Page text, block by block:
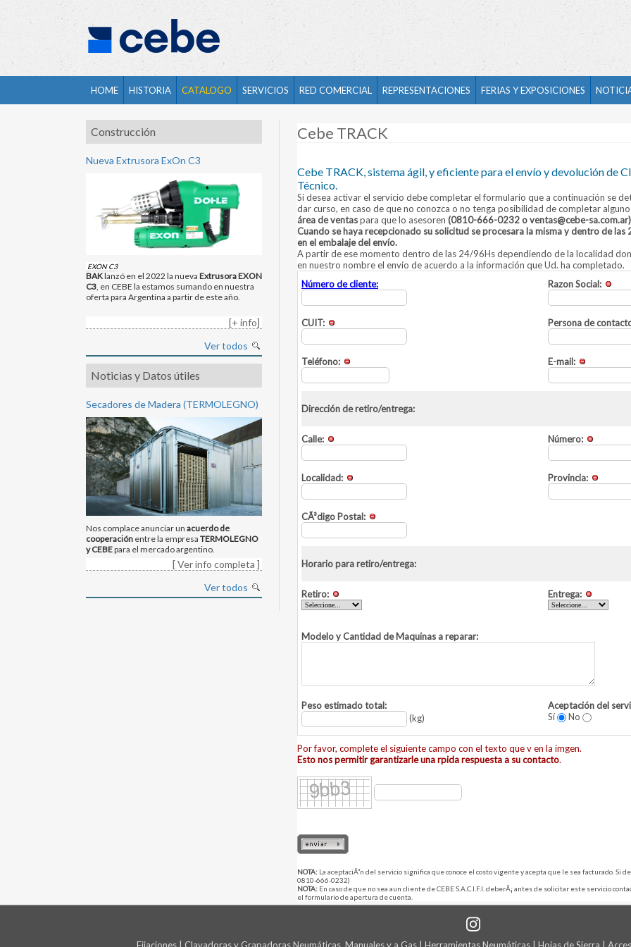
HOME HISTORIA CATALOGO SERVICIOS RED COMERCIAL REPRESENTACIONES FERIAS Y EXPOSICIONES
Cebe TRACK
Cebe TRACK, sistema ágil, y eficiente para el envío y devolución de
Técnico.
Si desea activar el servicio debe completar el formulario que a continuación se
dar curso, en caso de que no conozca o no tenga posibilidad de completar
área de ventaspara que lo asesoren (0810-666-0232 o ventas@cebe-sa.com.ar)
Cuando se haya recepcionado su solicitud se procesara la misma y dentro de
en el embalaje del envío.
A partir de ese momento dentro de las 24/96Hs dependiendo de la localidad
en nuestro nombre el envío de acuerdo a la información que Ud. ha completado.
Número de cliente:
Razon Social:
CUIT: Persona de
Teléfono: E-mail:
Dirección de retiro/entrega:
Calle: Número:
Localidad: Provincia:
CÃ³digo Postal:
Horario para retiro/entrega:
Retiro: Entrega:
Modelo y Cantidad de Maquinas a reparar:
Peso estimado total:
(kg)
Aceptación del
Sí
No
Por favor, complete el siguiente campo con el texto que v en la imgen.
Esto nos permitir garantizarle una rpida respuesta a su contacto.
NOTA: La aceptaciÃ³n del servicio significa que conoce el costo vigente y acepta que le sea facturado. Si
0810-666-0232)
NOTA: En caso de que no sea aun cliente de CEBE S.A.C.I.F.I. deberÃ¡ antes de solicitar este servicio
el formulario de apertura de cuenta.
Construcción
Nueva Extrusora ExOn C3
EXON C3
BAKlanzó en el 2022 la nueva Extrusora EXON
C3, en CEBE la estamos sumando en nuestra
oferta para Argentina a partir de este año.
[+ info]
Ver todos
Noticias y Datos útiles
Secadores de Madera (TERMOLEGNO)
Nos complace anunciar un acuerdo de
cooperación entre la empresa TERMOLEGNO
y CEBEpara el mercado argentino.
[ Ver info completa ]
Ver todos